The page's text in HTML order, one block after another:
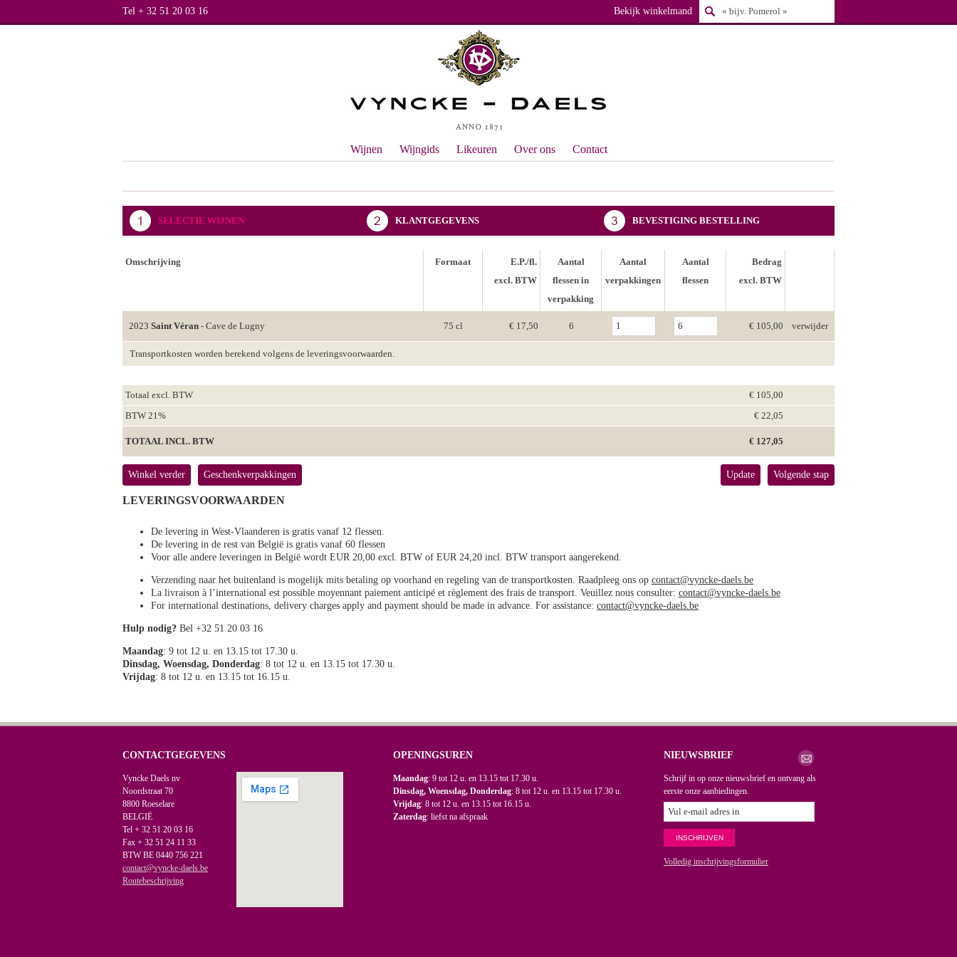
Tel + 32 51 20 03 16 Bekijk winkelmand
Wijnen Wijngids Likeuren Over ons Contact
SELECTIE WIJNEN KLANTGEGEVENS BEVESTIGING BESTELLING
Omschrijving Formaat
E.P./fl.
excl. BTW
Aantal
flessen in
verpakking
Aantal
verpakkingen
Aantal
flessen
Bedrag
excl. BTW
2023 Saint Véran - Cave de Lugny 75 cl € 17,50 6 € 105,00 verwijder
Transportkosten worden berekend volgens de leveringsvoorwaarden.
Totaal excl. BTW
€ 105,00
BTW 21%
€ 22,05
TOTAAL INCL. BTW € 127,05
Winkel verder Geschenkverpakkingen Volgende stap
Update
LEVERINGSVOORWAARDEN
De levering in West-Vlaanderen is gratis vanaf 12 flessen.
De levering in de rest van België is gratis vanaf 60 flessen
Voor alle andere leveringen in België wordt EUR 20,00 excl. BTW of EUR 24,20 incl. BTW transport aangerekend.
Verzending naar het buitenland is mogelijk mits betaling op voorhand en regeling van de transportkosten. Raadpleeg ons op contact@vyncke-daels.be
La livraison à l’international est possible moyennant paiement anticipé et règlement des frais de transport. Veuillez nous consulter: contact@vyncke-daels.be
For international destinations, delivery charges apply and payment should be made in advance. For assistance: contact@vyncke-daels.be
Hulp nodig? Bel +32 51 20 03 16
Maandag: 9 tot 12 u. en 13.15 tot 17.30 u.
Dinsdag, Woensdag, Donderdag: 8 tot 12 u. en 13.15 tot 17.30 u.
Vrijdag: 8 tot 12 u. en 13.15 tot 16.15 u.
CONTACTGEGEVENS
Vyncke Daels nv
Noordstraat 70
8800 Roeselare
BELGIË
Tel + 32 51 20 03 16
Fax + 32 51 24 11 33
BTW BE 0440 756 221
contact@vyncke-daels.be
Routebeschrijving
OPENINGSUREN
Maandag: 9 tot 12 u. en 13.15 tot 17.30 u.
Dinsdag, Woensdag, Donderdag: 8 tot 12 u. en 13.15 tot 17.30 u.
Vrijdag: 8 tot 12 u. en 13.15 tot 16.15 u.
Zaterdag: liefst na afspraak
NIEUWSBRIEF
Schrijf in op onze nieuwsbrief en ontvang als
eerste onze aanbiedingen.
Volledig inschrijvingsformulier